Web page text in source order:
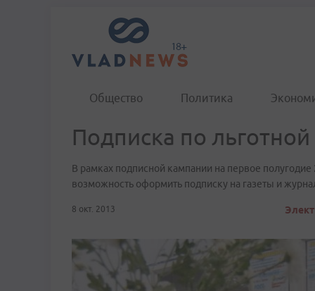
Общество Политика
Подписка по
В рамках подписной кампании на первое
возможность оформить подписку на газеты и
8 окт. 2013